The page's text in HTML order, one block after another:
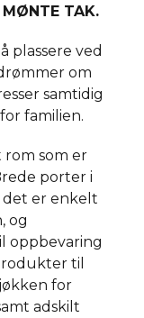
MØNTE TAK.
plassere ved
om
samtidig
familien.
som er
porter i
det er enkelt
og
oppbevaring
til
for
adskilt